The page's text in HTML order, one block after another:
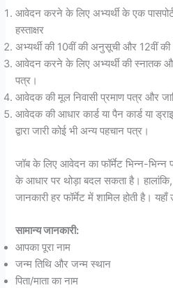
आवेदन करने के लिए अभ्यर्थी के एक
हस्ताक्षर
अभ्यर्थी की 10वीं की अनुसूची और 12वीं
आवेदन करने के लिए अभ्यर्थी की स्नातक
पत्र।
आवेदक की मूल निवासी प्रमाण पत्र और
आवेदक की आधार कार्ड या पैन कार्ड या
द्वारा जारी कोई भी अन्य पहचान पत्र।
जॉब के लिए आवेदन का फॉर्मेट भिन्न-भिन्न
के आधार पर थोड़ा बदल सकता है।
जानकारी हर फॉर्मेट में शामिल होती है।
सामान्य जानकारी:
आपका पूरा नाम
जन्म तिथि और जन्म स्थान
पिता/माता का नाम